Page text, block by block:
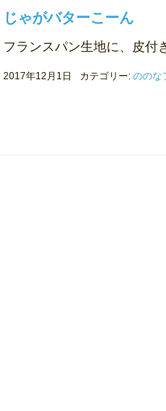
じゃがバターこーん
フランスパン生地に、皮付
2017年12月1日 カテゴリー: ののな